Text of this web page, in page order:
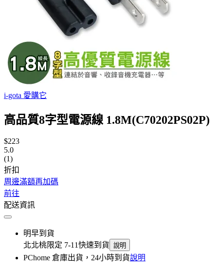
i-gota 愛購它
高品質8字型電源線 1.8M(C70202PS02P)
$223
5.0
(1)
折扣
周邊滿額再加碼
前往
配送資訊
明早到貨
北北桃限定 7-11快速到貨 說明
PChome 倉庫出貨，24小時到貨說明